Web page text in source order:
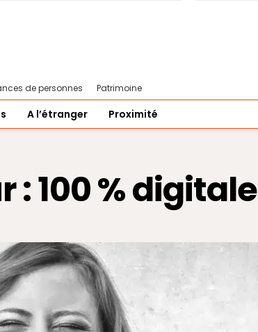
de personnes Patrimoine
A l’étranger Proximité
100 % digitale